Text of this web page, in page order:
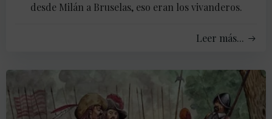
desde Milán a Bruselas, eso eran los vivanderos.
Leer más...